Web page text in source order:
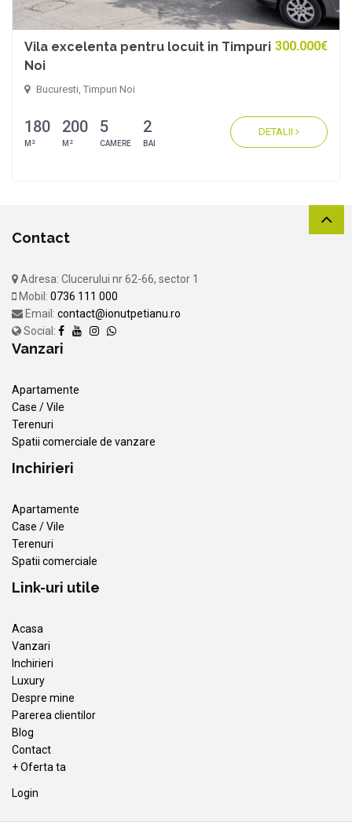
Vila excelenta pentru locuit in Timpuri
Noi
300.000€
Bucuresti, Timpuri Noi
180
M 2
200
M 2
5
CAMERE
2
BAI
DETALII
Contact
Adresa: Clucerului nr 62-66, sector 1
Mobil: 0736 111 000
Email: contact@ionutpetianu.ro
Social:
Vanzari
Apartamente
Case / Vile
Terenuri
Spatii comerciale de vanzare
Inchirieri
Apartamente
Case / Vile
Terenuri
Spatii comerciale
Link-uri utile
Acasa
Vanzari
Inchirieri
Luxury
Despre mine
Parerea clientilor
Blog
Contact
+ Oferta ta
Login